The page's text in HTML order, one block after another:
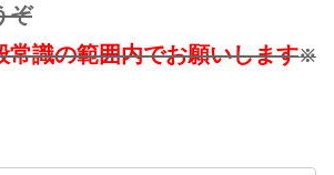
ぞ
常識の範囲内でお願いします※